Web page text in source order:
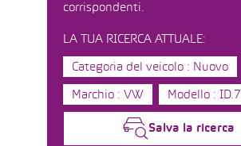
corrispondenti.
LA TUA RICERCA ATTUALE:
Categoria del veicolo : Nuovo
Marchio : VW Modello : ID.7
Salva la ricerca